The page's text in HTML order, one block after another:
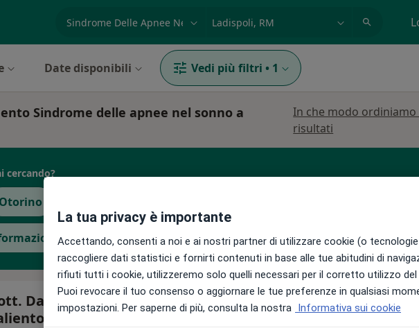
Date disponibili Vedi più filtri • 1
Sindrome delle apnee nel sonno a
In che modo ordiniamo
risultati
cercando?
Otorino
Dante Maria
Oggi
8 Ago
Domani
9 Ago
Lun,
10 Ago
Mar,
11 Ago
La tua privacy è importante
Accettando, consenti a noi e ai nostri partner di utilizzare cookie (o
raccogliere dati statistici e fornirti contenuti in base alle tue abitudini di
rifiuti tutti i cookie, utilizzeremo solo quelli necessari per il corretto utilizzo
Puoi revocare il tuo consenso o aggiornare le tue preferenze in qualsiasi
impostazioni. Per saperne di più, consulta la nostra Informativa sui cookie